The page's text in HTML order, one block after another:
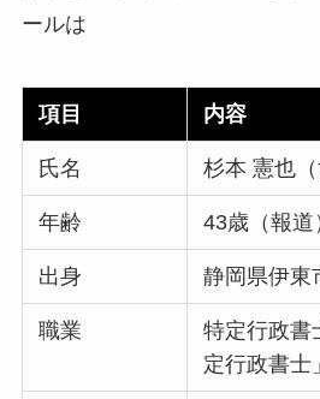
ールは
項目 内容
氏名 杉本 憲也（
年齢 43歳（報道
出身 静岡県伊東
職業
特定行政書
定行政書士